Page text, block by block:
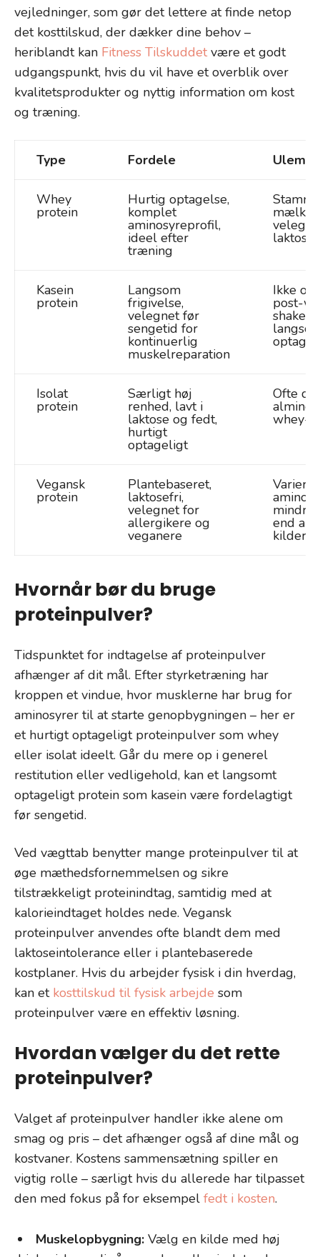
vejledninger, som gør det lettere at finde netop
det kosttilskud, der dækker dine behov –
heriblandt kan Fitness Tilskuddetvære et godt
udgangspunkt, hvis du vil have et overblik over
kvalitetsprodukter og nyttig information om kost
og træning.
Type Fordele
Whey
protein
Hurtig optagelse,
komplet
aminosyreprofil,
ideel efter
træning
mælk –
Kasein
protein
Langsom
frigivelse,
velegnet før
sengetid for
kontinuerlig
muskelreparation
Ikke
post-
shake
Isolat
protein
Særligt høj
renhed, lavt i
laktose og fedt,
hurtigt
optageligt
Ofte
whey-
Vegansk
protein
Plantebaseret,
laktosefri,
velegnet for
allergikere og
veganere
mindre
end
kilder
Hvornår bør du bruge
proteinpulver?
Tidspunktet for indtagelse af proteinpulver
afhænger af dit mål. Efter styrketræning har
kroppen et vindue, hvor musklerne har brug for
aminosyrer til at starte genopbygningen – her er
et hurtigt optageligt proteinpulver som whey
eller isolat ideelt. Går du mere op i generel
restitution eller vedligehold, kan et langsomt
optageligt protein som kasein være fordelagtigt
før sengetid.
Ved vægttab benytter mange proteinpulver til at
øge mæthedsfornemmelsen og sikre
tilstrækkeligt proteinindtag, samtidig med at
kalorieindtaget holdes nede. Vegansk
proteinpulver anvendes ofte blandt dem med
laktoseintolerance eller i plantebaserede
kostplaner. Hvis du arbejder fysisk i din hverdag,
kan et kosttilskud til fysisk arbejde som
proteinpulver være en effektiv løsning.
Hvordan vælger du det rette
proteinpulver?
Valget af proteinpulver handler ikke alene om
smag og pris – det afhænger også af dine mål og
kostvaner. Kostens sammensætning spiller en
vigtig rolle – særligt hvis du allerede har tilpasset
den med fokus på for eksempel fedt i kosten.
Muskelopbygning: Vælg en kilde med høj